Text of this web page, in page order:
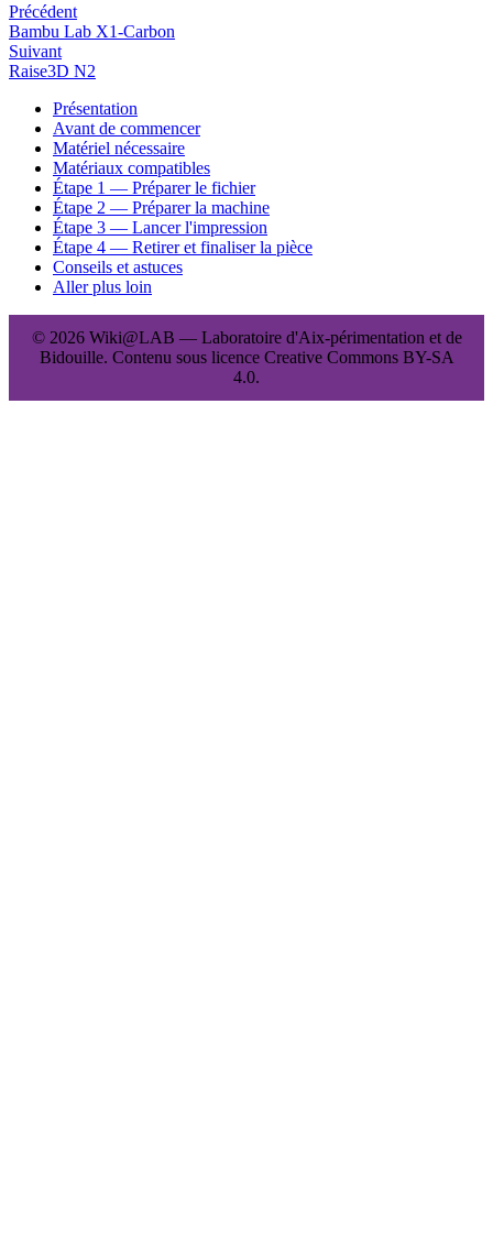
Précédent
Bambu Lab X1-Carbon
Suivant
Raise3D N2
Présentation
Avant de commencer
Matériel nécessaire
Matériaux compatibles
Étape 1 — Préparer le fichier
Étape 2 — Préparer la machine
Étape 3 — Lancer l'impression
Étape 4 — Retirer et finaliser la pièce
Conseils et astuces
Aller plus loin
© 2026 Wiki@LAB — Laboratoire d'Aix-périmentation et de
Bidouille. Contenu sous licence Creative Commons BY-SA
4.0.